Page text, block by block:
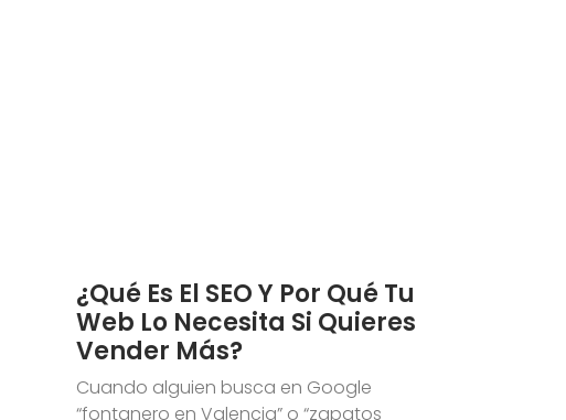
¿Qué Es El SEO Y Por Qué Tu
Web Lo Necesita Si Quieres
Vender Más?
Cuando alguien busca en Google
“fontanero en Valencia” o “zapatos